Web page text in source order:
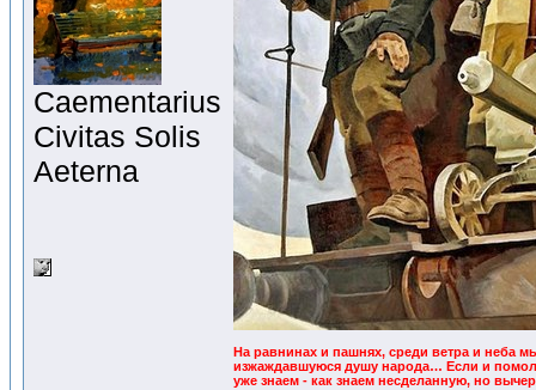
Сaementarius
Civitas Solis
Aeterna
На равнинах и пашнях, среди ветра и неба
изжаждавшуюся душу народа… Если и
уже знаем - как знаем несделанную, но